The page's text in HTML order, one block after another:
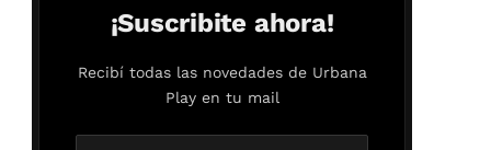
¡Suscribite ahora!
Recibí todas las novedades de Urbana
Play en tu mail